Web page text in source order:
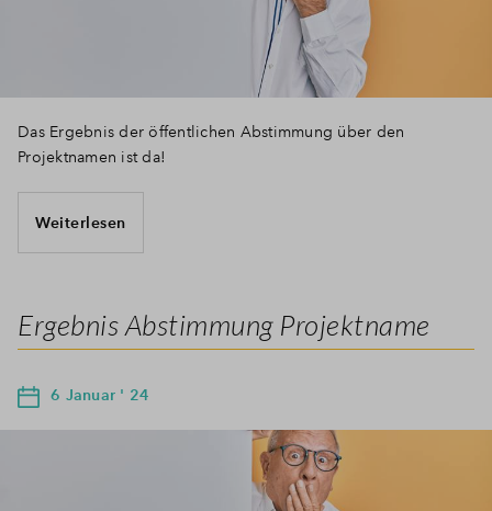
Das Ergebnis der öffentlichen Abstimmung über den
Projektnamen ist da!
Weiterlesen
Ergebnis Abstimmung Projektname
6 Januar ' 24